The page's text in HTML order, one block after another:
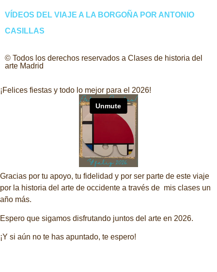
VÍDEOS DEL VIAJE A LA BORGOÑA POR ANTONIO
CASILLAS
© Todos los derechos reservados a Clases de historia del
arte Madrid
¡Felices fiestas y todo lo mejor para el 2026!
Gracias por tu apoyo, tu fidelidad y por ser parte de este viaje
por la historia del arte de occidente a través de mis clases un
año más.
Espero que sigamos disfrutando juntos del arte en 2026.
¡Y si aún no te has apuntado, te espero!